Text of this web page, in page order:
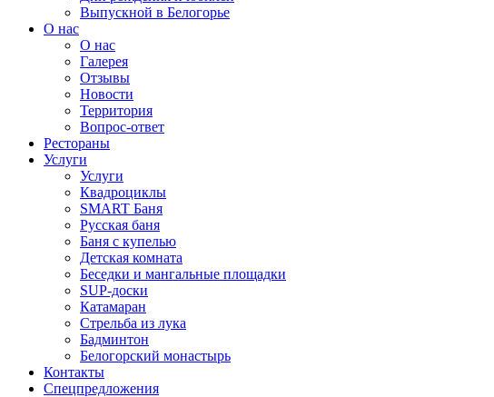
Выпускной в Белогорье
О нас
О нас
Галерея
Отзывы
Новости
Территория
Вопрос-ответ
Рестораны
Услуги
Услуги
Квадроциклы
SMART Баня
Русская баня
Баня с купелью
Детская комната
Беседки и мангальные площадки
SUP-доски
Катамаран
Стрельба из лука
Бадминтон
Белогорский монастырь
Контакты
Спецпредложения